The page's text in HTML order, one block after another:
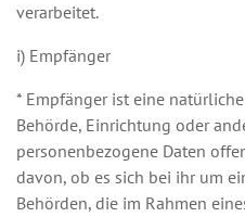
verarbeitet.
i) Empfänger
* Empfänger ist eine
Behörde, Einrichtung oder
personenbezogene Daten
davon, ob es sich bei ihr um
Behörden, die im Rahmen